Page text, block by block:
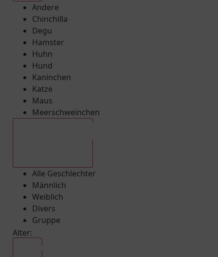
Andere
Chinchilla
Degu
Hamster
Huhn
Hund
Kaninchen
Katze
Maus
Meerschweinchen
Alle Geschlechter
Männlich
Weiblich
Divers
Gruppe
Alter: